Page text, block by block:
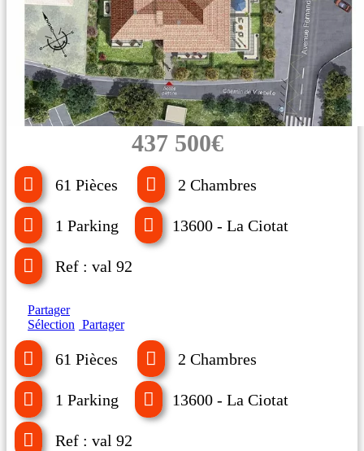
437 500€
61 Pièces 2 Chambres
1 Parking 13600 - La Ciotat
Ref : val 92
Partager
Sélection Partager
61 Pièces 2 Chambres
1 Parking 13600 - La Ciotat
Ref : val 92